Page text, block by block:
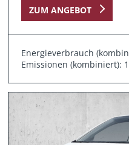
ZUM ANGEBOT
Energieverbrauch
Emissionen (kombiniert):